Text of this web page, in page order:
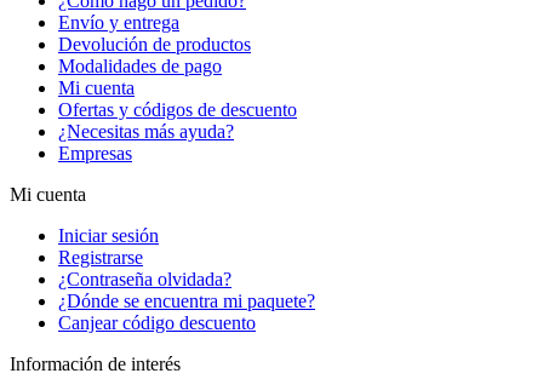
Envío y entrega
Devolución de productos
Modalidades de pago
Mi cuenta
Ofertas y códigos de descuento
¿Necesitas más ayuda?
Empresas
Mi cuenta
Iniciar sesión
Registrarse
¿Contraseña olvidada?
¿Dónde se encuentra mi paquete?
Canjear código descuento
Información de interés